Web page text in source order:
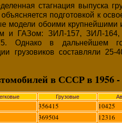
стагнация выпуска
объясняется подготовкой к
модели обоими крупнейшими
и ГАЗом: ЗИЛ-157, ЗИЛ-164,
Однако в дальнейшем
грузовиков составляли
в СССР в 1956 -
Грузовые
356415
10425
369504
12316